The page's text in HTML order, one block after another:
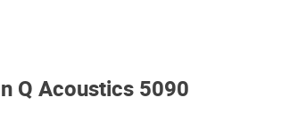
Q Acoustics 5090